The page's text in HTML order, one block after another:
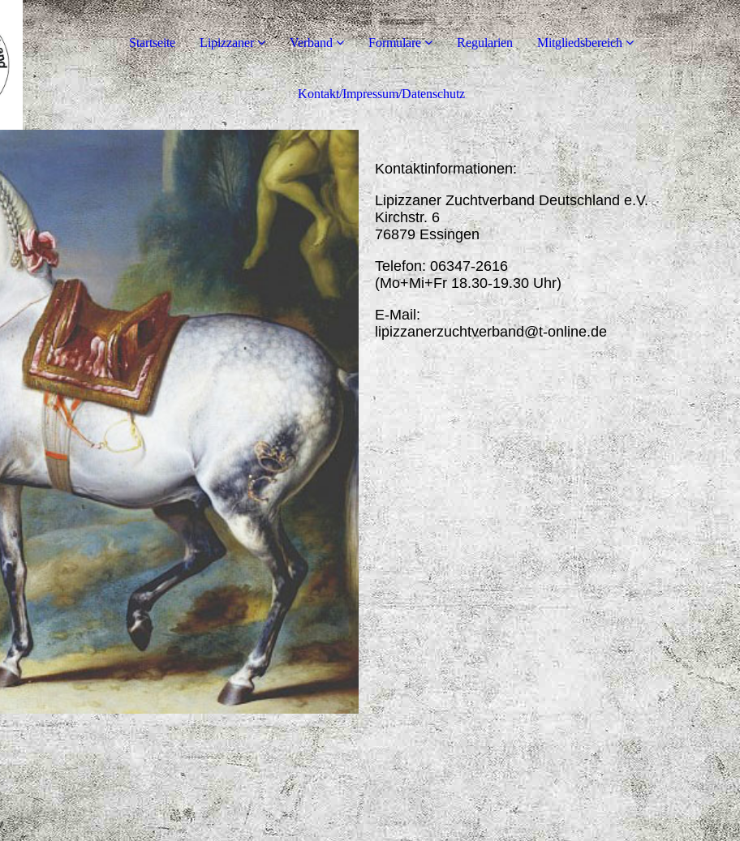
Startseite Lipizzaner Verband Formulare Regularien Mitgliedsbereich
Kontakt/Impressum/Datenschutz
Kontaktinformationen:
Lipizzaner Zuchtverband Deutschland e.V.
Kirchstr. 6
76879 Essingen
Telefon: 06347-2616
(Mo+Mi+Fr 18.30-19.30 Uhr)
E-Mail:
lipizzanerzuchtverband@t-online.de